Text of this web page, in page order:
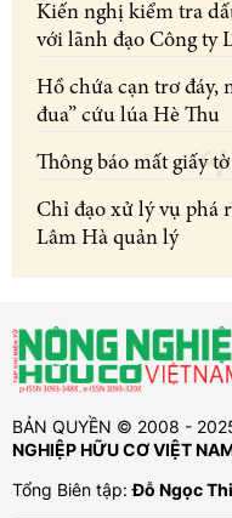
Kiến nghị kiểm tra
với lãnh đạo Công ty
Hồ chứa cạn trơ đáy,
đua” cứu lúa Hè Thu
Thông báo mất giấy tờ
Chỉ đạo xử lý vụ phá
Lâm Hà quản lý
BẢN QUYỀN © 2008 -
NGHIỆP HỮU CƠ VIỆT
Tổng Biên tập:Đỗ Ngọc Thi